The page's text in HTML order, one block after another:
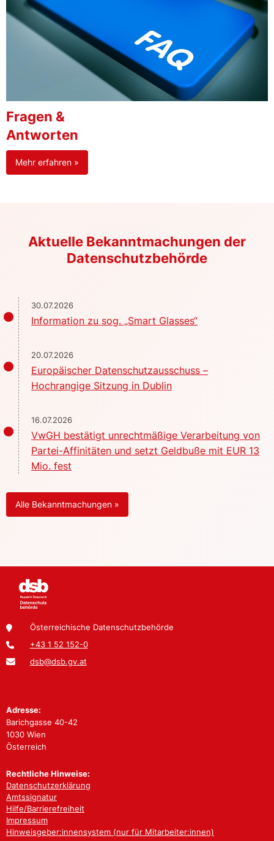
Fragen &
Antworten
Mehr erfahren »
Aktuelle Bekanntmachungen der
Datenschutzbehörde
30.07.2026
Information zu sog. „Smart Glasses“
20.07.2026
Europäischer Datenschutzausschuss –
Hochrangige Sitzung in Dublin
16.07.2026
VwGH bestätigt unrechtmäßige Verarbeitung von
Partei-Affinitäten und setzt Geldbuße mit EUR 13
Mio. fest
Alle Bekanntmachungen »
Österreichische Datenschutzbehörde
+43 1 52 152-0
dsb@dsb.gv.at
Adresse:
Barichgasse 40-42
1030 Wien
Österreich
Rechtliche Hinweise:
Datenschutzerklärung
Amtssignatur
Hilfe/Barrierefreiheit
Impressum
Hinweisgeber:innensystem (nur für Mitarbeiter:innen)